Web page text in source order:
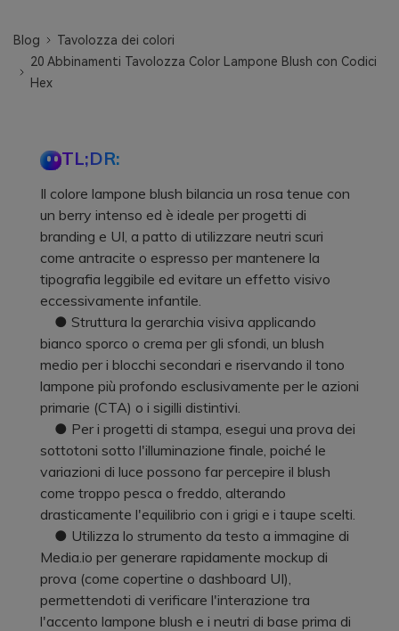
Blog
Tavolozza dei colori
20 Abbinamenti Tavolozza Color Lampone Blush con Codici
Hex
TL;DR:
Il colore lampone blush bilancia un rosa tenue con
un berry intenso ed è ideale per progetti di
branding e UI, a patto di utilizzare neutri scuri
come antracite o espresso per mantenere la
tipografia leggibile ed evitare un effetto visivo
eccessivamente infantile.
● Struttura la gerarchia visiva applicando
bianco sporco o crema per gli sfondi, un blush
medio per i blocchi secondari e riservando il tono
lampone più profondo esclusivamente per le azioni
primarie (CTA) o i sigilli distintivi.
● Per i progetti di stampa, esegui una prova dei
sottotoni sotto l'illuminazione finale, poiché le
variazioni di luce possono far percepire il blush
come troppo pesca o freddo, alterando
drasticamente l'equilibrio con i grigi e i taupe scelti.
● Utilizza lo strumento da testo a immagine di
Media.io per generare rapidamente mockup di
prova (come copertine o dashboard UI),
permettendoti di verificare l'interazione tra
l'accento lampone blush e i neutri di base prima di